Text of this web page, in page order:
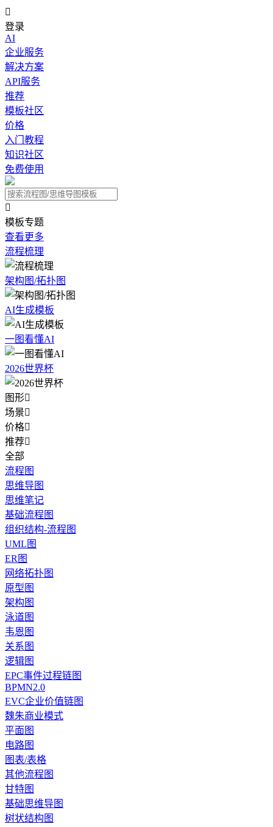

登录
AI
企业服务
解决方案
API服务
推荐
模板社区
价格
入门教程
知识社区
免费使用

模板专题
查看更多
流程梳理
架构图/拓扑图
AI生成模板
一图看懂AI
2026世界杯
图形
场景
价格
推荐
全部
流程图
思维导图
思维笔记
基础流程图
组织结构-流程图
UML图
ER图
网络拓扑图
原型图
架构图
泳道图
韦恩图
关系图
逻辑图
EPC事件过程链图
BPMN2.0
EVC企业价值链图
魏朱商业模式
平面图
电路图
图表/表格
其他流程图
甘特图
基础思维导图
树状结构图